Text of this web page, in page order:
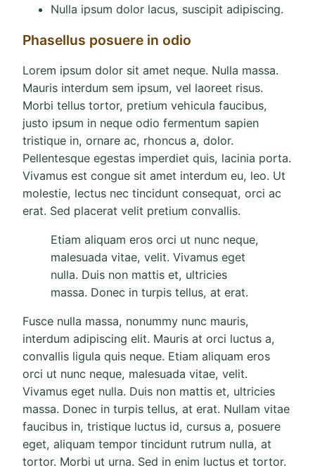
Nulla ipsum dolor lacus, suscipit adipiscing.
Phasellus posuere in odio
Lorem ipsum dolor sit amet neque. Nulla massa.
Mauris interdum sem ipsum, vel laoreet risus.
Morbi tellus tortor, pretium vehicula faucibus,
justo ipsum in neque odio fermentum sapien
tristique in, ornare ac, rhoncus a, dolor.
Pellentesque egestas imperdiet quis, lacinia porta.
Vivamus est congue sit amet interdum eu, leo. Ut
molestie, lectus nec tincidunt consequat, orci ac
erat. Sed placerat velit pretium convallis.
Etiam aliquam eros orci ut nunc neque,
malesuada vitae, velit. Vivamus eget
nulla. Duis non mattis et, ultricies
massa. Donec in turpis tellus, at erat.
Fusce nulla massa, nonummy nunc mauris,
interdum adipiscing elit. Mauris at orci luctus a,
convallis ligula quis neque. Etiam aliquam eros
orci ut nunc neque, malesuada vitae, velit.
Vivamus eget nulla. Duis non mattis et, ultricies
massa. Donec in turpis tellus, at erat. Nullam vitae
faucibus in, tristique luctus id, cursus a, posuere
eget, aliquam tempor tincidunt rutrum nulla, at
tortor. Morbi ut urna. Sed in enim luctus et tortor.